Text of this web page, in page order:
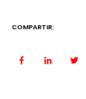
COMPARTIR: